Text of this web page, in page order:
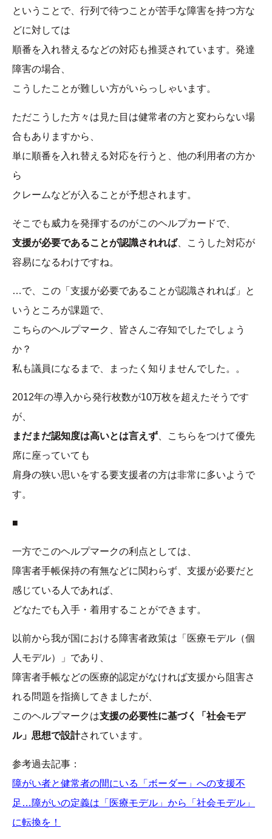
ということで、行列で待つことが苦手な障害を持つ方な
どに対しては
順番を入れ替えるなどの対応も推奨されています。発達
障害の場合、
こうしたことが難しい方がいらっしゃいます。
ただこうした方々は見た目は健常者の方と変わらない場
合もありますから、
単に順番を入れ替える対応を行うと、他の利用者の方か
ら
クレームなどが入ることが予想されます。
そこでも威力を発揮するのがこのヘルプカードで、
支援が必要であることが認識されれば、こうした対応が
容易になるわけですね。
…で、この「支援が必要であることが認識されれば」と
いうところが課題で、
こちらのヘルプマーク、皆さんご存知でしたでしょう
か？
私も議員になるまで、まったく知りませんでした。。
2012年の導入から発行枚数が10万枚を超えたそうです
が、
まだまだ認知度は高いとは言えず 、こちらをつけて優先
席に座っていても
肩身の狭い思いをする要支援者の方は非常に多いようで
す。
■
一方でこのヘルプマークの利点としては、
障害者手帳保持の有無などに関わらず、支援が必要だと
感じている人であれば、
どなたでも入手・着用することができます。
以前から我が国における障害者政策は「医療モデル（個
人モデル）」であり、
障害者手帳などの医療的認定がなければ支援から阻害さ
れる問題を指摘してきましたが、
このヘルプマークは支援の必要性に基づく「社会モデ
ル」思想で設計されています。
参考過去記事：
障がい者と健常者の間にいる「ボーダー」への支援不
足…障がいの定義は「医療モデル」から「社会モデル」
に転換を！